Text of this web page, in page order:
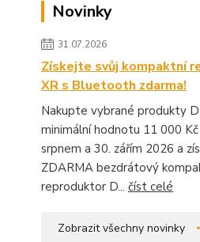
Novinky
31.07.2026
Získejte svůj kompaktní
XR s Bluetooth zdarma!
Nakupte vybrané produkty
minimální hodnotu 11 000 Kč
srpnem a 30. zářím 2026 a
ZDARMA bezdrátový
reproduktor D... číst celé
Zobrazit všechny novinky